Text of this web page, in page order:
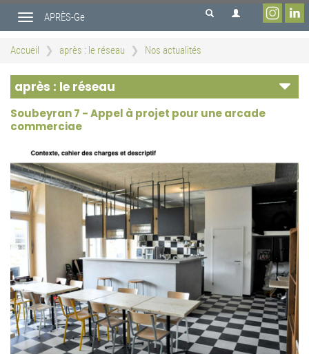
contenu
Toggle
navigation
APRÈS-Ge
Accueil après : le réseau Nos actualités
après : le réseau
Soubeyran 7 - Appel à projet pour une arcade
commerciae